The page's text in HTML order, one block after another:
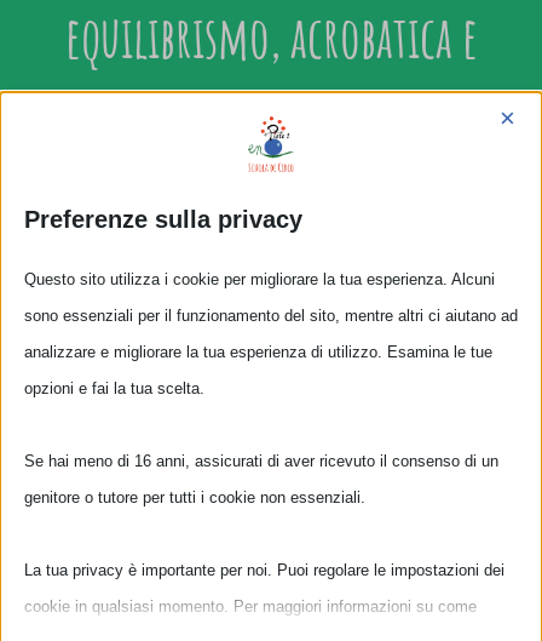
equilibrismo, acrobatica e
teatro, e l’ultimo… _
Instagram
Facebook
X LinkedInTumblrPinterestEmail
Preferenze sulla privacy
×
Questo sito utilizza i cookie per migliorare la tua esperienza. Alcuni
sono essenziali per il funzionamento del sito, mentre altri ci aiutano ad
analizzare e migliorare la tua esperienza di utilizzo. Esamina le tue
opzioni e fai la tua scelta.
Se hai meno di 16 anni, assicurati di aver ricevuto il consenso di un
genitore o tutore per tutti i cookie non essenziali.
La tua privacy è importante per noi. Puoi regolare le impostazioni dei
cookie in qualsiasi momento. Per maggiori informazioni su come